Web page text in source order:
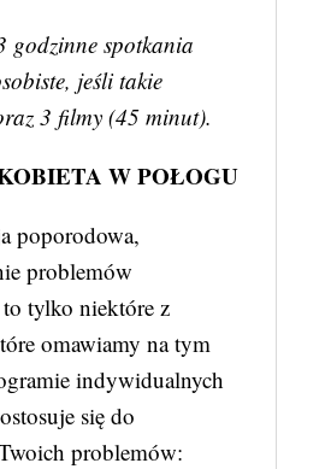
godzinne spotkania
jeśli takie
3 filmy (45 minut).
W POŁOGU
poporodowa,
problemów
tylko niektóre z
omawiamy na tym
indywidualnych
się do
problemów: